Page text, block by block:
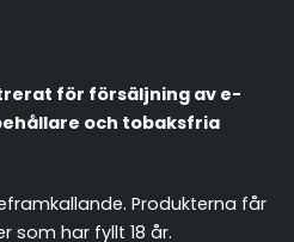
för försäljning av e-
och tobaksfria
Produkterna får
som har fyllt 18 år.